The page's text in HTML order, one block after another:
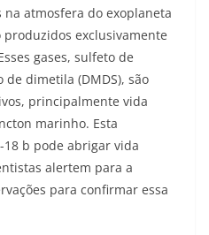
atmosfera do exoplaneta
produzidos exclusivamente
gases, sulfeto de
dimetila (DMDS), são
principalmente vida
marinho. Esta
b pode abrigar vida
alertem para a
para confirmar essa